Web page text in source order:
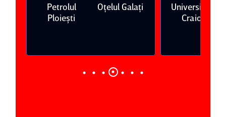
Petrolul
Ploieşti
Oţelul Galaţi
Universitatea
Craiova